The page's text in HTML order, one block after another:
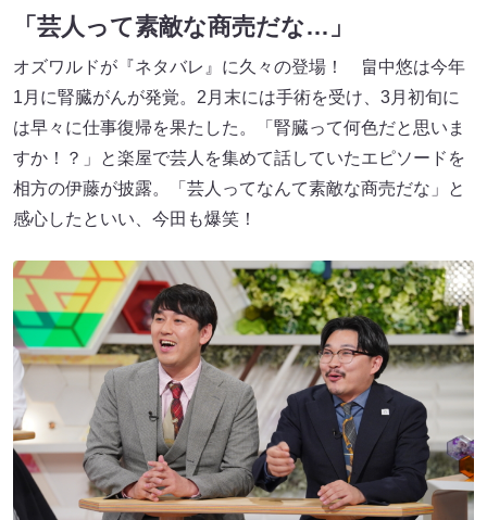
「芸人って素敵な商売だな…」
オズワルドが『ネタバレ』に久々の登場！ 畠中悠は今年
1月に腎臓がんが発覚。2月末には手術を受け、3月初旬に
は早々に仕事復帰を果たした。「腎臓って何色だと思いま
すか！？」と楽屋で芸人を集めて話していたエピソードを
相方の伊藤が披露。「芸人ってなんて素敵な商売だな」と
感心したといい、今田も爆笑！